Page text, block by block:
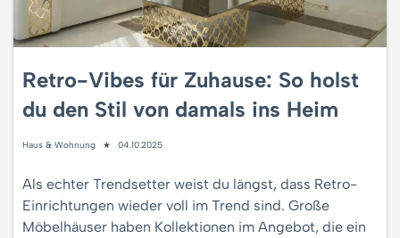
Retro-Vibes für Zuhause: So holst
du den Stil von damals ins Heim
Haus & Wohnung 04.10.2025
Als echter Trendsetter weist du längst, dass Retro-
Einrichtungen wieder voll im Trend sind. Große
Möbelhäuser haben Kollektionen im Angebot, die ein